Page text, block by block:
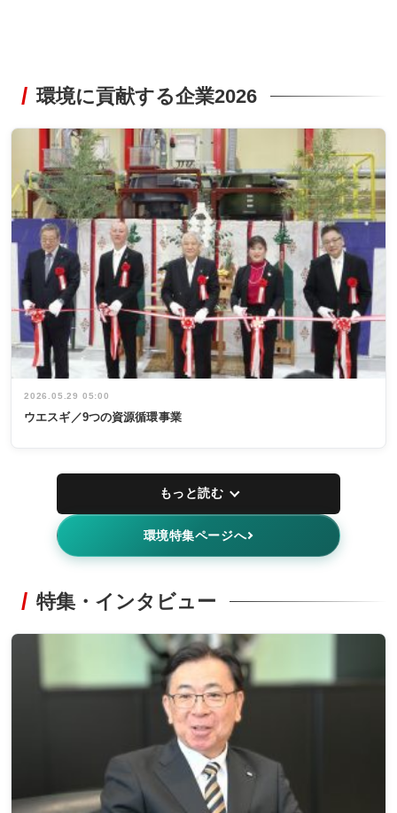
環境に貢献する企業2026
2026.05.29 05:00
ウエスギ／9つの資源循環事業
もっと読む
環境特集ページへ
特集・インタビュー